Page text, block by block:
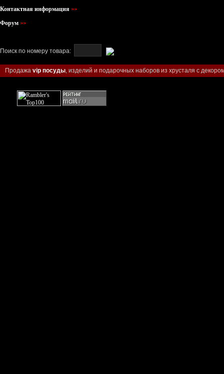
Контактная информация »»
Форум »»
Поиск по номеру товара:
Продажа vip посуды, изделий и подарочных наборов из хрусталя с